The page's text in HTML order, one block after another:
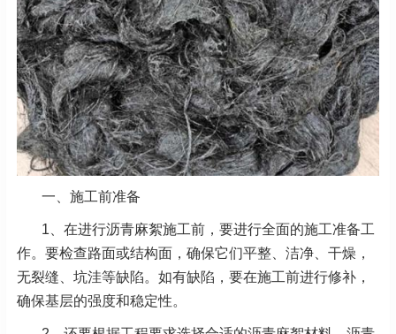
一、施工前准备
1、在进行沥青麻絮施工前，要进行全面的施工准备工
作。要检查路面或结构面，确保它们平整、洁净、干燥，
无裂缝、坑洼等缺陷。如有缺陷，要在施工前进行修补，
确保基层的强度和稳定性。